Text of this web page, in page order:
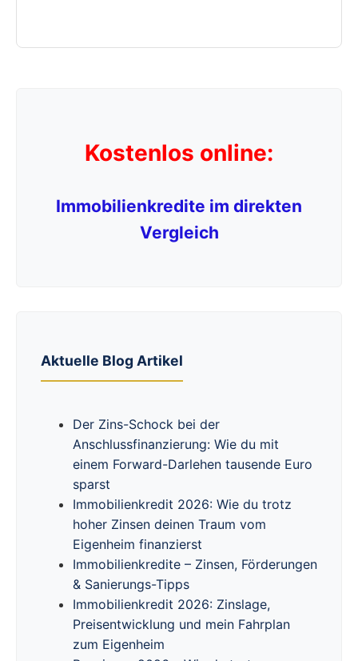
Kostenlos online:
Immobilienkredite im direkten
Vergleich
Aktuelle Blog Artikel
Der Zins-Schock bei der
Anschlussfinanzierung: Wie du mit
einem Forward-Darlehen tausende Euro
sparst
Immobilienkredit 2026: Wie du trotz
hoher Zinsen deinen Traum vom
Eigenheim finanzierst
Immobilienkredite – Zinsen, Förderungen
& Sanierungs-Tipps
Immobilienkredit 2026: Zinslage,
Preisentwicklung und mein Fahrplan
zum Eigenheim